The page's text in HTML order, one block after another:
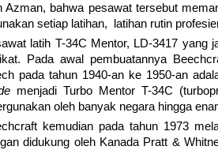
Azman, bahwa pesawat tersebut
setiap latihan, latihan rutin
latih T-34C Mentor, LD-3417 yang
Pada awal pembuatannya
pada tahun 1940-an ke 1950-an
menjadi Turbo Mentor T-34C
oleh banyak negara hingga
kemudian pada tahun 1973
didukung oleh Kanada Pratt &